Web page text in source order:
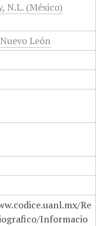
N.L. (México)
León
Re
Informacio